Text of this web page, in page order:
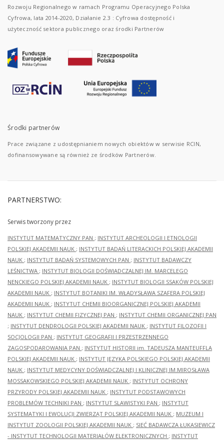
Rozwoju Regionalnego w ramach Programu Operacyjnego Polska
Cyfrowa, lata 2014-2020, Działanie 2.3 : Cyfrowa dostępność i
użyteczność sektora publicznego oraz środki Partnerów
Środki partnerów
Prace związane z udostępnianiem nowych obiektów w serwisie RCIN,
dofinansowywane są również ze środków Partnerów.
PARTNERSTWO:
Serwis tworzony przez
INSTYTUT MATEMATYCZNY PAN ; INSTYTUT ARCHEOLOGII I ETNOLOGII
POLSKIEJ AKADEMII NAUK ; INSTYTUT BADAŃ LITERACKICH POLSKIEJ AKADEMII
NAUK ; INSTYTUT BADAŃ SYSTEMOWYCH PAN ; INSTYTUT BADAWCZY
LEŚNICTWA ; INSTYTUT BIOLOGII DOŚWIADCZALNEJ IM. MARCELEGO
NENCKIEGO POLSKIEJ AKADEMII NAUK ; INSTYTUT BIOLOGII SSAKÓW POLSKIEJ
AKADEMII NAUK ; INSTYTUT BOTANIKI IM. WŁADYSŁAWA SZAFERA POLSKIEJ
AKADEMII NAUK ; INSTYTUT CHEMII BIOORGANICZNEJ POLSKIEJ AKADEMII
NAUK ; INSTYTUT CHEMII FIZYCZNEJ PAN ; INSTYTUT CHEMII ORGANICZNEJ PAN
; INSTYTUT DENDROLOGII POLSKIEJ AKADEMII NAUK ; INSTYTUT FILOZOFII I
SOCJOLOGII PAN ; INSTYTUT GEOGRAFII I PRZESTRZENNEGO
ZAGOSPODAROWANIA PAN ; INSTYTUT HISTORII im. TADEUSZA MANTEUFFLA
POLSKIEJ AKADEMII NAUK ; INSTYTUT JĘZYKA POLSKIEGO POLSKIEJ AKADEMII
NAUK ; INSTYTUT MEDYCYNY DOŚWIADCZALNEJ I KLINICZNEJ IM.MIROSŁAWA
MOSSAKOWSKIEGO POLSKIEJ AKADEMII NAUK ; INSTYTUT OCHRONY
PRZYRODY POLSKIEJ AKADEMII NAUK ; INSTYTUT PODSTAWOWYCH
PROBLEMÓW TECHNIKI PAN ; INSTYTUT SLAWISTYKI PAN ; INSTYTUT
SYSTEMATYKI I EWOLUCJI ZWIERZĄT POLSKIEJ AKADEMII NAUK ; MUZEUM I
INSTYTUT ZOOLOGII POLSKIEJ AKADEMII NAUK ; SIEĆ BADAWCZA ŁUKASIEWICZ
- INSTYTUT TECHNOLOGII MATERIAŁÓW ELEKTRONICZNYCH ; INSTYTUT